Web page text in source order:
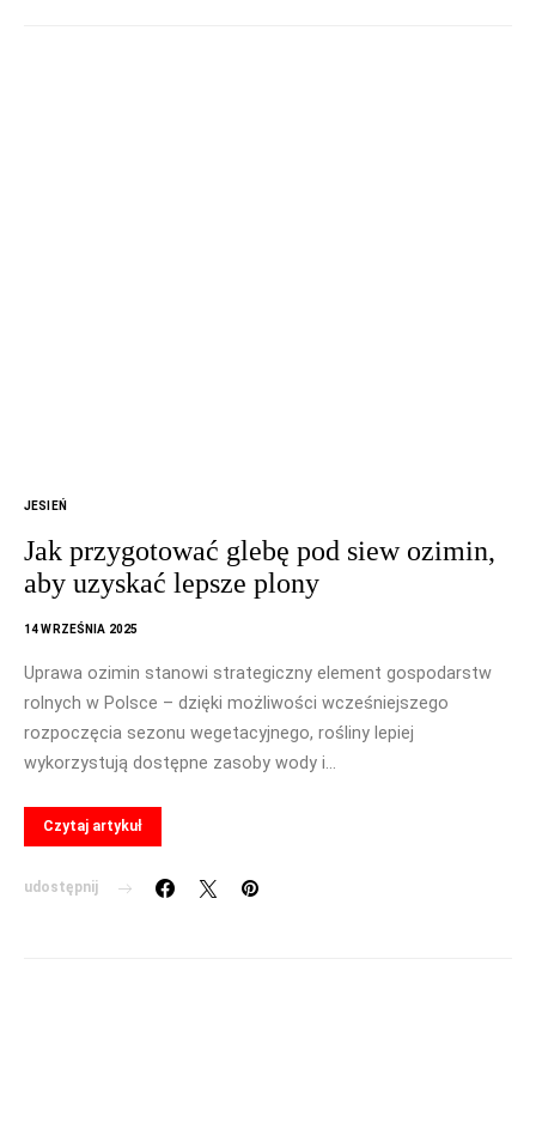
JESIEŃ
Jak przygotować glebę pod siew ozimin,
aby uzyskać lepsze plony
14 WRZEŚNIA 2025
Uprawa ozimin stanowi strategiczny element gospodarstw
rolnych w Polsce – dzięki możliwości wcześniejszego
rozpoczęcia sezonu wegetacyjnego, rośliny lepiej
wykorzystują dostępne zasoby wody i…
Czytaj artykuł
udostępnij